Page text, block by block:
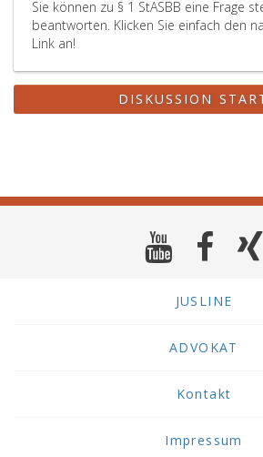
Sie können zu § 1 StASBB eine Frage
beantworten. Klicken Sie einfach den
Link an!
DISKUSSION
JUSLINE
ADVOKAT
Kontakt
Impressum